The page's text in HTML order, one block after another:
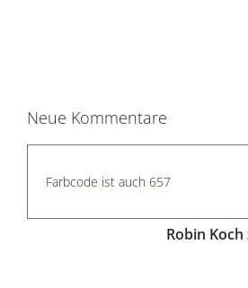
Neue Kommentare
Farbcode ist auch 657
Robin Koch